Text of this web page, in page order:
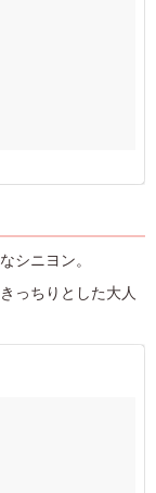
シニヨン。
っちりとした大人